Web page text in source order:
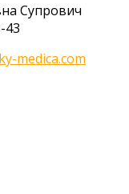
Супрович
43
medica.com